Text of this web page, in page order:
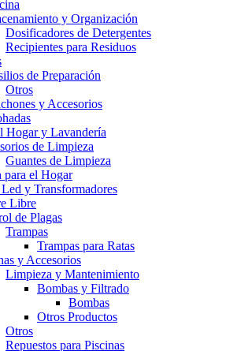
y Organización
Dosificadores de Detergentes
Recipientes para Residuos
de Preparación
Otros
y Accesorios
Hogar y Lavandería
de Limpieza
Guantes de Limpieza
el Hogar
y Transformadores
Libre
de Plagas
Trampas
Trampas para Ratas
y Accesorios
Limpieza y Mantenimiento
Bombas y Filtrado
Bombas
Otros Productos
Otros
Repuestos para Piscinas